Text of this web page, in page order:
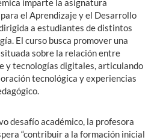
el Aprendizaje y el Desarrollo
a estudiantes de distintos
El curso busca promover una
sobre la relación entre
y tecnologías digitales, articulando
tecnológica y experiencias
desafío académico, la profesora
“contribuir a la formación inicial